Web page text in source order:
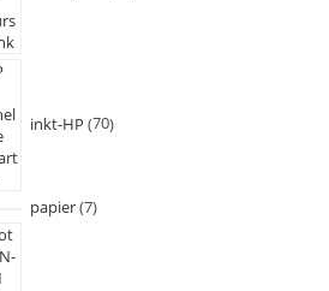
inkt-HP 70
papier 7